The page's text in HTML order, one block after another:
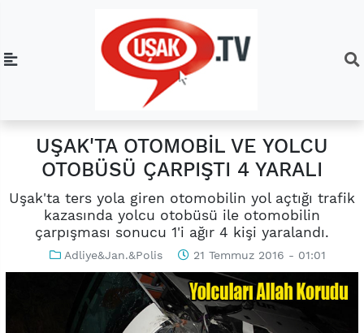
UŞAK'TA OTOMOBİL VE YOLCU
OTOBÜSÜ ÇARPIŞTI 4 YARALI
Uşak'ta ters yola giren otomobilin yol açtığı trafik
kazasında yolcu otobüsü ile otomobilin
çarpışması sonucu 1'i ağır 4 kişi yaralandı.
Adliye&Jan.&Polis 21 Temmuz 2016 - 01:01